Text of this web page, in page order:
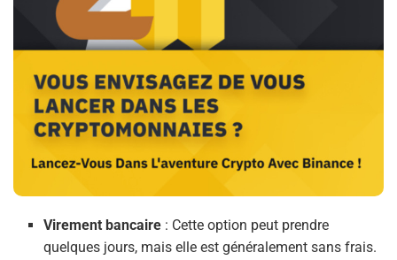
Virement bancaire : Cette option peut prendre
quelques jours, mais elle est généralement sans frais.